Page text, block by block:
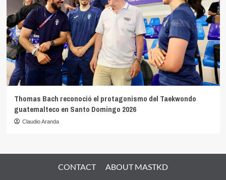
Thomas Bach reconoció el protagonismo del Taekwondo
guatemalteco en Santo Domingo 2026
Claudio Aranda
CONTACT ABOUT MASTKD